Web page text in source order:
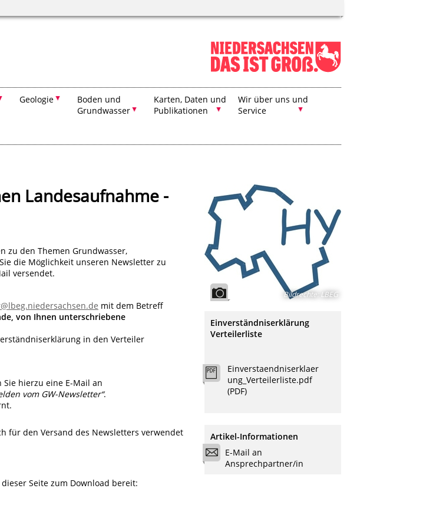
Geologie
Boden und
Grundwasser
Karten, Daten und
Publikationen
Wir über uns und
Service
Landesaufnahme -
zu den Themen Grundwasser,
die Möglichkeit unseren Newsletter zu
versendet.
mit dem Betreff
von Ihnen unterschriebene
in den Verteiler
hierzu eine E-Mail an
vom GW-Newsletter“.
für den Versand des Newsletters verwendet
Seite zum Download bereit:
Bildrechte: LBEG
Einverständniserklärung
Verteilerliste
Einverstaendniserklaer
ung_Verteilerliste.pdf
(PDF)
Artikel-Informationen
E-Mail an
Ansprechpartner/in